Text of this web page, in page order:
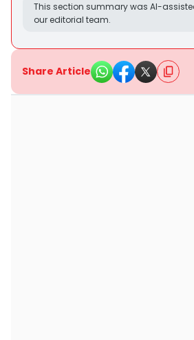
This section summary was AI-
our editorial team.
Share Article